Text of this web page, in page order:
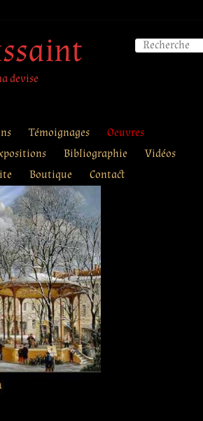
devise
Témoignages
Oeuvres
Bibliographie
Vidéos
Boutique Contact